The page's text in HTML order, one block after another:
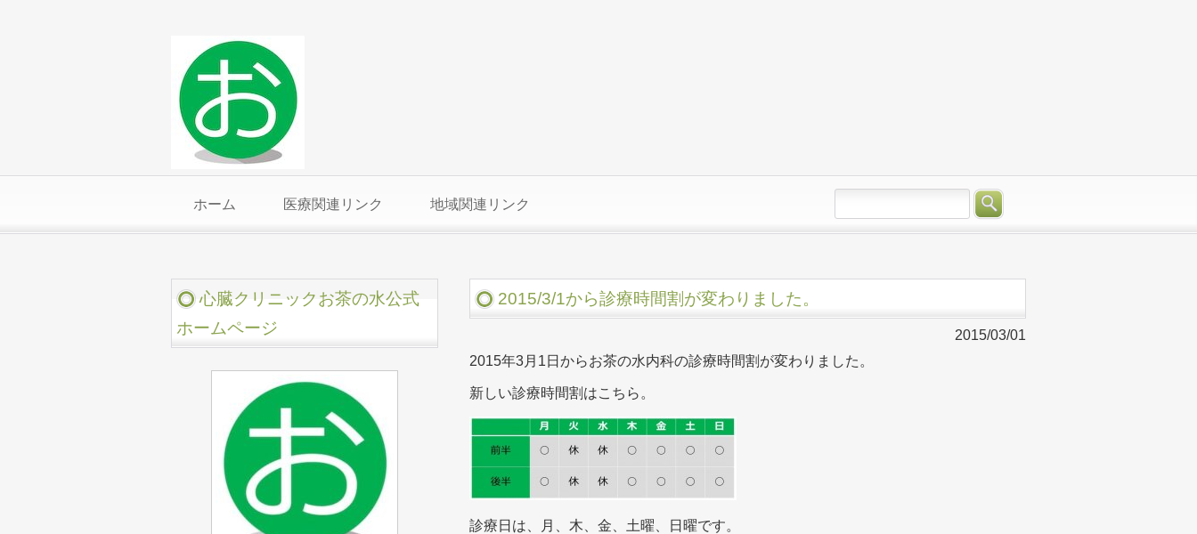
ホーム 医療関連リンク 地域関連リンク
2015/3/1から診療時間割が変わりました。
2015/03/01
2015年3月1日からお茶の水内科の診療時間割が変わりました。
新しい診療時間割はこちら。
診療日は、月、木、金、土曜、日曜です。
心臓クリニックお茶の水公式
ホームページ